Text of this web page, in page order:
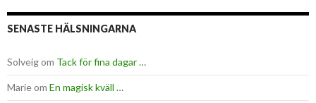
SENASTE HÄLSNINGARNA
Solveigom Tack för fina dagar …
Marieom En magisk kväll …